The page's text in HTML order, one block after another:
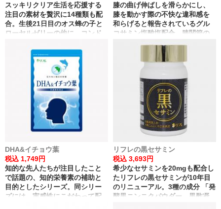
スッキリクリア生活を応援する
注目の素材を贅沢に14種類も配
合。生後21日目のオス蜂の子と
ローヤルゼリーの他に、コンド
ど、実感力と栄養バランスにこ
だわった配合です。
膝の曲げ伸ばしを滑らかにし、
膝を動かす際の不快な違和感を
和らげると報告されているグル
コサミン塩酸塩配合。膝関節の
DHA&イチョウ葉
税込 1,749円
知的な先人たちが注目したこと
で話題の、知的栄養素の補助と
目的としたシリーズ。同シリー
ズには、実感性にこだわって配
リフレの黒セサミン
税込 3,693円
希少なセサミンを20mgも配合し
たリフレの黒セサミンが10年目
のリニューアル。3種の成分 「発
酵黒ニンニクパウダー、黒酢凝